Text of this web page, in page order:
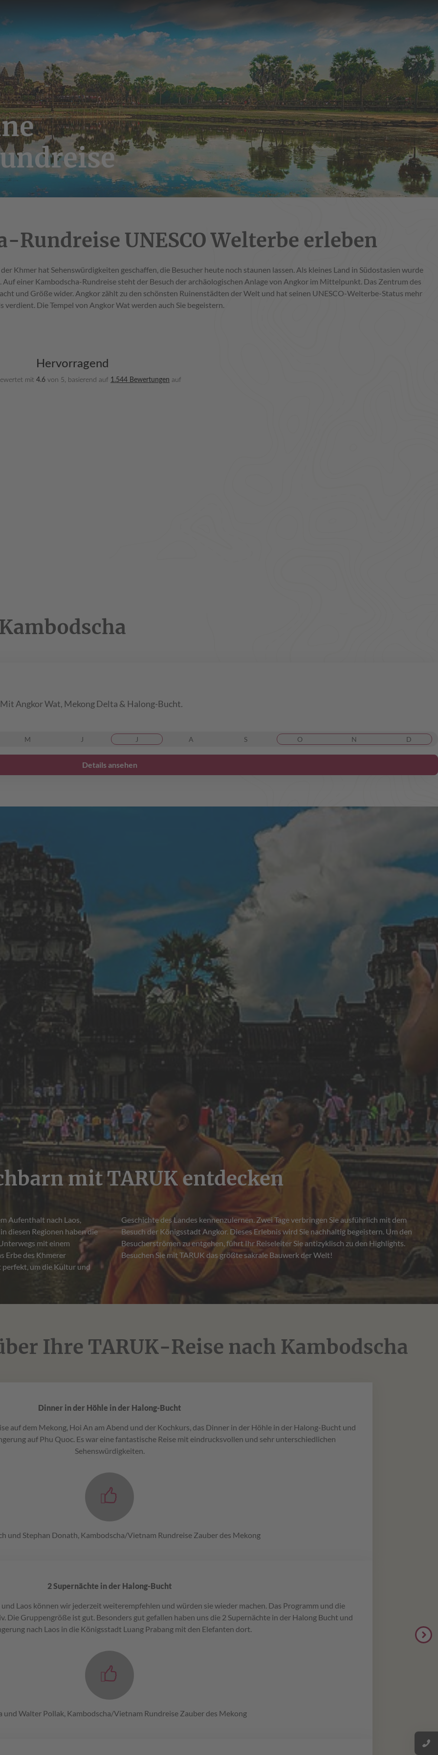
Rundreise UNESCO Welterbe erleben
Khmer hat Sehenswürdigkeiten geschaffen, die Besucher heute noch staunen lassen. Als kleines Land in Südostasien wurde
einer Kambodscha-Rundreise steht der Besuch der archäologischen Anlage von Angkor im Mittelpunkt. Das Zentrum des
und Größe wider. Angkor zählt zu den schönsten Ruinenstädten der Welt und hat seinen UNESCO-Welterbe-Status mehr
verdient. Die Tempel von Angkor Wat werden auch Sie begeistern.
Angkor Wat, Mekong Delta & Halong-Bucht.
M J J A S O N D
Details ansehen
mit TARUK entdecken
Aufenthalt nach Laos,
diesen Regionen haben die
mit einem
Erbe des Khmerer
perfekt, um die Kultur und
Sie ausführlich mit dem
begeistern. Um den
zu den Highlights.
Besuchen Sie mit TARUK das größte sakrale Bauwerk der Welt!
Ihre TARUK-Reise nach Kambodscha
Dinner in der Höhle in der Halong-Bucht
auf dem Mekong, Hoi An am Abend und der Kochkurs, das Dinner in der Höhle in der Halong-Bucht und
auf Phu Quoc. Es war eine fantastische Reise mit eindrucksvollen und sehr unterschiedlichen
Sehenswürdigkeiten.
und Stephan Donath, Kambodscha/Vietnam Rundreise Zauber des Mekong
2 Supernächte in der Halong-Bucht
Laos können wir jederzeit weiterempfehlen und würden sie wieder machen. Das Programm und die
Die Gruppengröße ist gut. Besonders gut gefallen haben uns die 2 Supernächte in der Halong Bucht und
nach Laos in die Königsstadt Luang Prabang mit den Elefanten dort.
und Walter Pollak, Kambodscha/Vietnam Rundreise Zauber des Mekong